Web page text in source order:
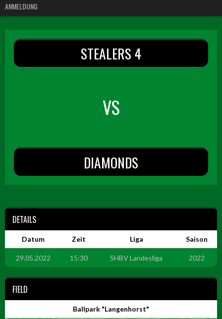
ANMELDUNG
STEALERS 4
VS
DIAMONDS
DETAILS
Datum Zeit Liga Saison
29.05.2022 15:30 SHBV Landesliga 2022
FIELD
Ballpark "Langenhorst"